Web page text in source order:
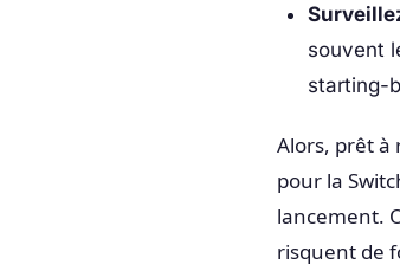
souvent
starting-
Alors, prêt à
pour la
lancement.
risquent de